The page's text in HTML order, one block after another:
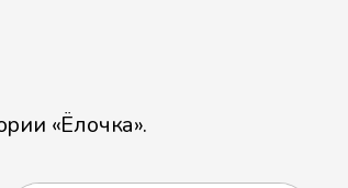
«Ёлочка».